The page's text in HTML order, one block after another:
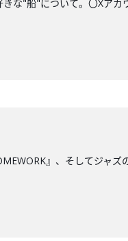
きな"船"について。〇Xア
』、そしてジャズ